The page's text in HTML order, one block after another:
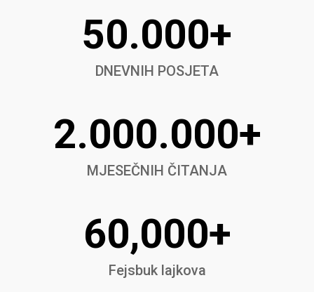
50.000+
DNEVNIH POSJETA
2.000.000+
MJESEČNIH ČITANJA
60,000+
Fejsbuk lajkova